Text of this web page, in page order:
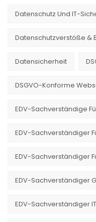
Datenschutz Und IT-
Datenschutzverstöße &
Datensicherheit
DSGVO-Konforme
EDV-Sachverständige
EDV-Sachverständiger
EDV-Sachverständiger
EDV-Sachverständiger
EDV-Sachverständiger